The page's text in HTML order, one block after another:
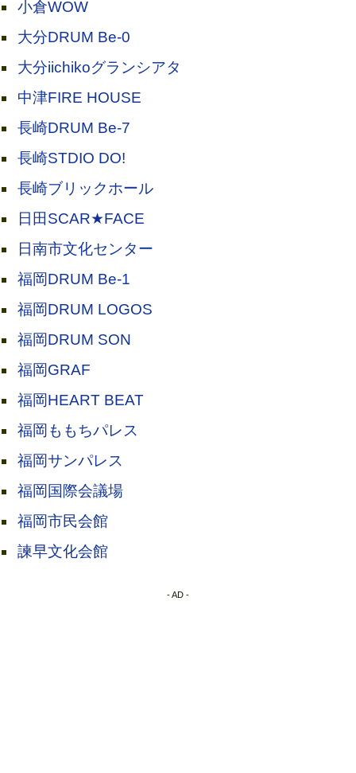
小倉WOW
大分DRUM Be-0
大分iichikoグランシアタ
中津FIRE HOUSE
長崎DRUM Be-7
長崎STDIO DO!
長崎ブリックホール
日田SCAR★FACE
日南市文化センター
福岡DRUM Be-1
福岡DRUM LOGOS
福岡DRUM SON
福岡GRAF
福岡HEART BEAT
福岡ももちパレス
福岡サンパレス
福岡国際会議場
福岡市民会館
諫早文化会館
- AD -